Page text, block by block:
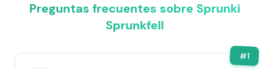
Preguntas frecuentes sobre Sprunki
Sprunkfell
#1